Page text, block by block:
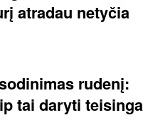
atradau netyčia
rudenį:
tai daryti